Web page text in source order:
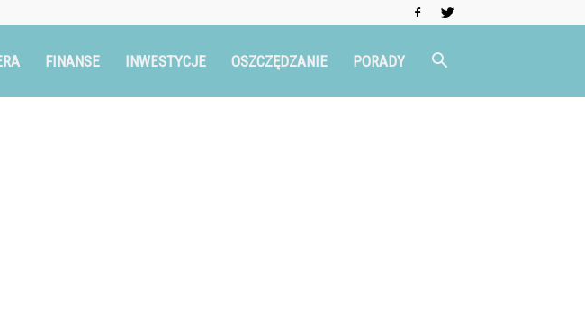
FINANSE INWESTYCJE OSZCZĘDZANIE PORADY